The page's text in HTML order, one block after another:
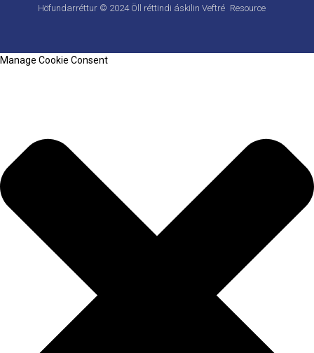
Höfundarréttur © 2024 Öll réttindi áskilin Veftré Resource
Manage Cookie Consent